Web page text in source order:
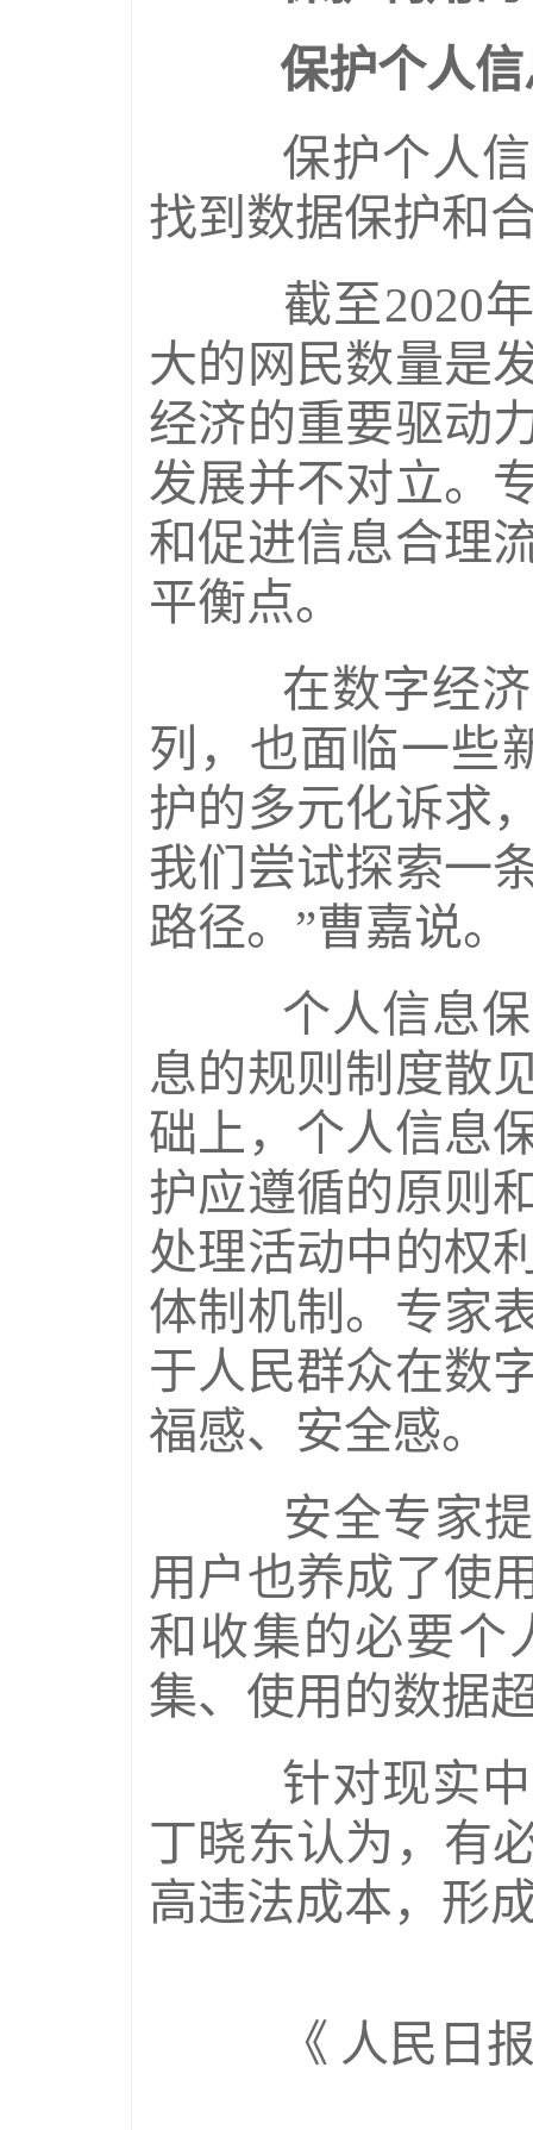
保护个人信
保护个人信
找到数据保护和
截至2020年
大的网民数量是
经济的重要驱动
发展并不对立。
和促进信息合理
平衡点。
在数字经济
列，也面临一些
护的多元化诉求
我们尝试探索一
路径。”曹嘉说。
个人信息保
息的规则制度散
础上，个人信息
护应遵循的原则
处理活动中的权
体制机制。专家
于人民群众在数
福感、安全感。
安全专家提
用户也养成了使
和收集的必要个
集、使用的数据
针对现实中
丁晓东认为，有
高违法成本，形
《 人民日报